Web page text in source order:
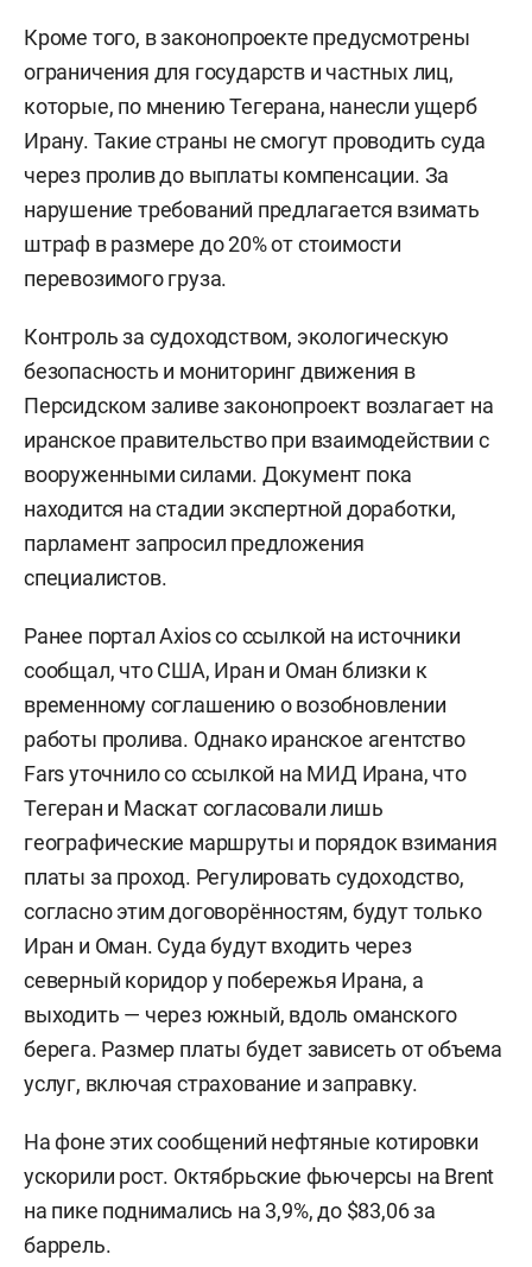
Кроме того, в законопроекте предусмотрены
ограничения для государств и частных лиц,
которые, по мнению Тегерана, нанесли ущерб
Ирану. Такие страны не смогут проводить суда
через пролив до выплаты компенсации. За
нарушение требований предлагается взимать
штраф в размере до 20% от стоимости
перевозимого груза.
Контроль за судоходством, экологическую
безопасность и мониторинг движения в
Персидском заливе законопроект возлагает на
иранское правительство при взаимодействии с
вооруженными силами. Документ пока
находится на стадии экспертной доработки,
парламент запросил предложения
специалистов.
Ранее портал Axios со ссылкой на источники
сообщал, что США, Иран и Оман близки к
временному соглашению о возобновлении
работы пролива. Однако иранское агентство
Fars уточнило со ссылкой на МИД Ирана, что
Тегеран и Маскат согласовали лишь
географические маршруты и порядок взимания
платы за проход. Регулировать судоходство,
согласно этим договорённостям, будут только
Иран и Оман. Суда будут входить через
северный коридор у побережья Ирана, а
выходить — через южный, вдоль оманского
берега. Размер платы будет зависеть от объема
услуг, включая страхование и заправку.
На фоне этих сообщений нефтяные котировки
ускорили рост. Октябрьские фьючерсы на Brent
на пике поднимались на 3,9%, до $83,06 за
баррель.